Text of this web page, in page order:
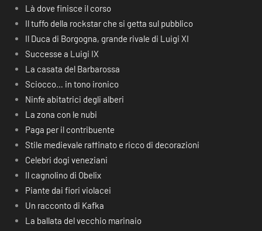
Là dove finisce il corso
Il tuffo della rockstar che si getta sul pubblico
Il Duca di Borgogna, grande rivale di Luigi XI
Successe a Luigi IX
La casata del Barbarossa
Sciocco… in tono ironico
Ninfe abitatrici degli alberi
La zona con le nubi
Paga per il contribuente
Stile medievale raffinato e ricco di decorazioni
Celebri dogi veneziani
Il cagnolino di Obelix
Piante dai fiori violacei
Un racconto di Kafka
La ballata del vecchio marinaio